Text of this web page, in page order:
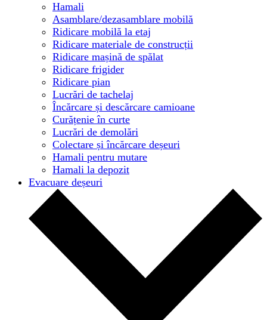
Hamali
Asamblare/dezasamblare mobilă
Ridicare mobilă la etaj
Ridicare materiale de construcții
Ridicare mașină de spălat
Ridicare frigider
Ridicare pian
Lucrări de tachelaj
Încărcare și descărcare camioane
Curățenie în curte
Lucrări de demolări
Colectare și încărcare deșeuri
Hamali pentru mutare
Hamali la depozit
Evacuare deșeuri